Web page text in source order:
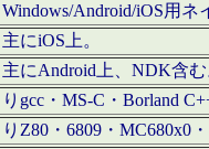
Android/iOS用
にiOS上。
にAndroid上、NDK含
gcc・MS-C・Borland
Z80・6809・MC680x0